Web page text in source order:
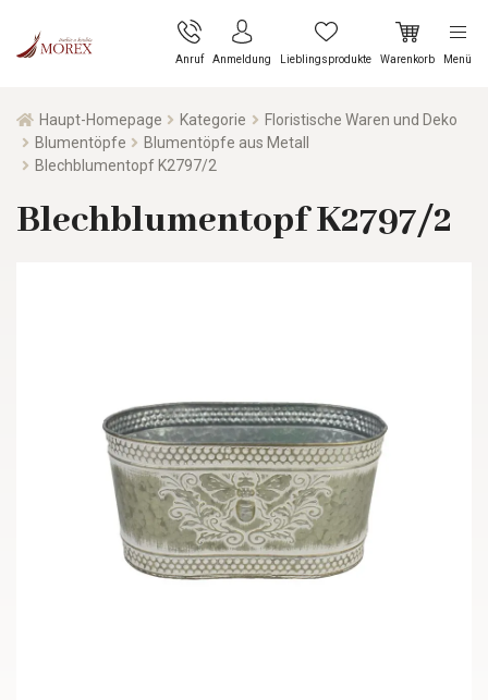
Anruf Anmeldung Lieblingsprodukte Warenkorb Menü
Haupt-Homepage Kategorie
Floristische Waren und Deko
Blumentöpfe
Blumentöpfe aus Metall
Blechblumentopf K2797/2
Blechblumentopf K2797/2